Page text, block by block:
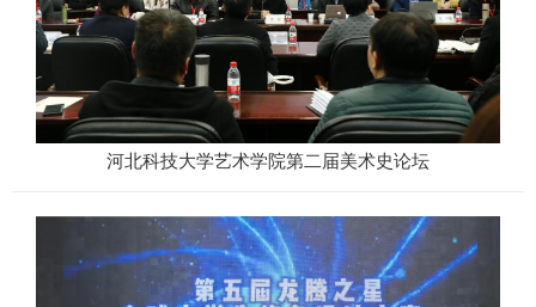
河北科技大学艺术学院第二届美术史论坛